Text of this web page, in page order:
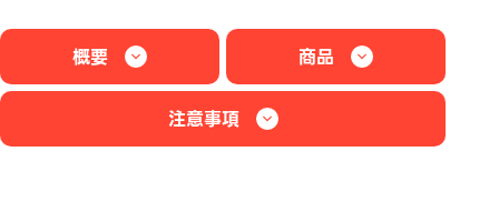
概要 商品
注意事項